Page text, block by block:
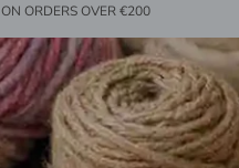
ON ORDERS OVER €200